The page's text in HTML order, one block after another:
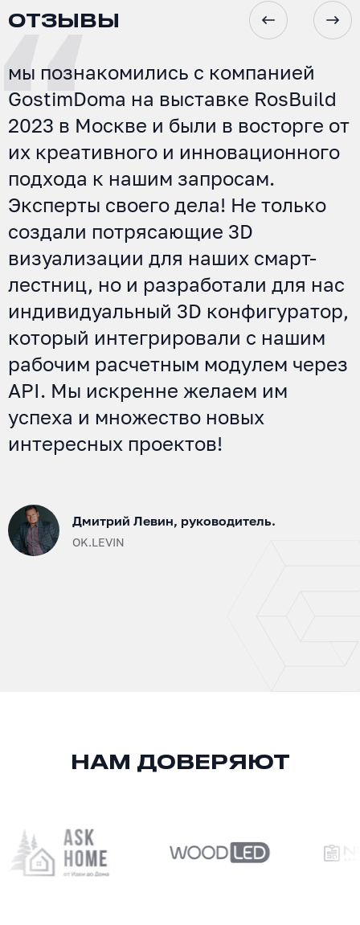
ОТЗЫВЫ
мы познакомились с компанией
GostimDoma на выставке RosBuild
2023 в Москве и были в восторге от
их креативного и инновационного
подхода к нашим запросам.
Эксперты своего дела! Не только
создали потрясающие 3D
визуализации для наших смарт-
лестниц, но и разработали для нас
индивидуальный 3D конфигуратор,
который интегрировали с нашим
рабочим расчетным модулем через
API. Мы искренне желаем им
успеха и множество новых
интересных проектов!
Дмитрий Левин, руководитель.
OK.LEVIN
НАМ ДОВЕРЯЮТ